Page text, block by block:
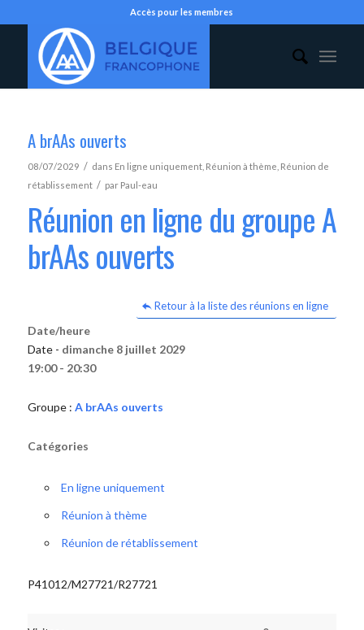
Accès pour les membres
A brAAs ouverts
08/07/2029 / dans En ligne uniquement, Réunion à thème Réunion de
rétablissement / par Paul-eau
Réunion en ligne du groupe A
brAAs ouverts
Retour à la liste des réunions en ligne
Date/heure
Date - dimanche 8 juillet 2029
19:00 - 20:30
Groupe : A brAAs ouverts
Catégories
En ligne uniquement
Réunion à thème
Réunion de rétablissement
P41012/M27721/R27721